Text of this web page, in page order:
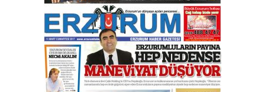
Bir fotoğraf, bir şehir, bir
gazeteci… Dizginler kimin
elinde?
31 Mart 2026 Salı
A. Berhan Yılmaz
BİR BÖLÜM DEĞİL, BİR ÖMÜR
SEÇİYORSUNUZ… “NEDEN
ATATÜRK ÜNİVERSİTESİ?”